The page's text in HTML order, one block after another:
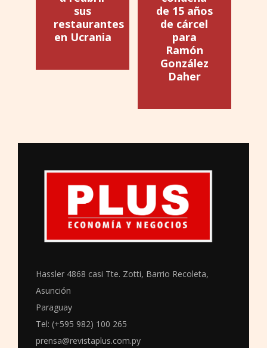
sus
restaurantes
en Ucrania
de 15 años
de cárcel
para
Ramón
González
Daher
Hassler 4868 casi Tte. Zotti, Barrio Recoleta,
Asunción
Paraguay
Tel: (+595 982) 100 265
prensa@revistaplus.com.py